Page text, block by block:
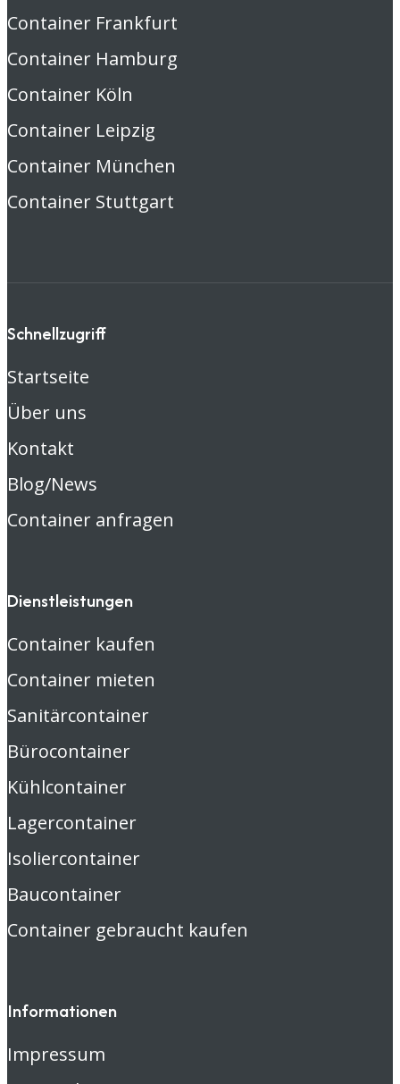
Container Frankfurt
Container Hamburg
Container Köln
Container Leipzig
Container München
Container Stuttgart
Schnellzugriff
Startseite
Über uns
Kontakt
Blog/News
Container anfragen
Dienstleistungen
Container kaufen
Container mieten
Sanitärcontainer
Bürocontainer
Kühlcontainer
Lagercontainer
Isoliercontainer
Baucontainer
Container gebraucht kaufen
Informationen
Impressum